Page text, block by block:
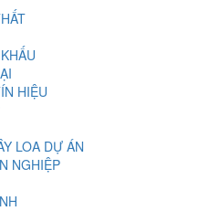
HIỆU
LOA DỰ ÁN
NGHIỆP